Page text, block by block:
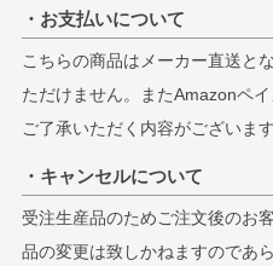
・お支払いについて
こちらの商品はメーカー直送と
ただけません。またAmazonペ
ご了承いただく内容がございます
・キャンセルについて
受注生産品のためご注文後のお
品の変更は致しかねますのであ